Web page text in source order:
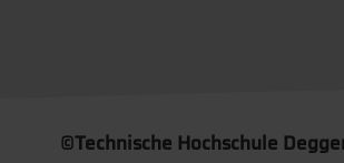
©Technische Hochschule